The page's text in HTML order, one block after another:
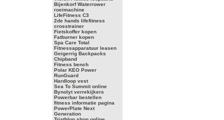
Bijenkorf Waterrower
roeimachine
LifeFitness C3
2de hands lifefitness
crosstrainer
Fietskoffer kopen
Fatburner kopen
Spa Care Total
Fitnessapparatuur leasen
Geigerrig Backpacks
Chipband
Fitness bench
Polar KEO Power
RunGuard
Hardloop vest
Sea To Summit online
Bynolyt verrekijkers
Powerbar bestellen
fitness informatie pagina
PowerPlate Next
Generation